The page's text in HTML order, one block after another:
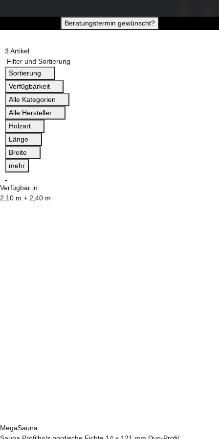
Beratungstermin gewünscht?
3 Artikel
Filter und Sortierung
Sortierung
Verfügbarkeit
Alle Kategorien
Alle Hersteller
Holzart
Länge
Breite
mehr
Verfügbar in:
2,10 m + 2,40 m
MegaSauna